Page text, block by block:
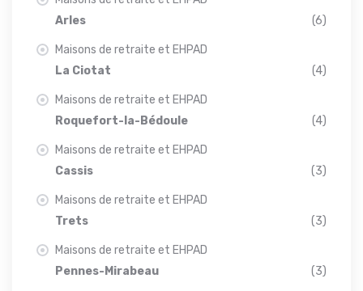
Arles
(6)
Maisons de retraite et EHPAD
La Ciotat
(4)
Maisons de retraite et EHPAD
Roquefort-la-Bédoule
(4)
Maisons de retraite et EHPAD
Cassis
(3)
Maisons de retraite et EHPAD
Trets
(3)
Maisons de retraite et EHPAD
Pennes-Mirabeau
(3)